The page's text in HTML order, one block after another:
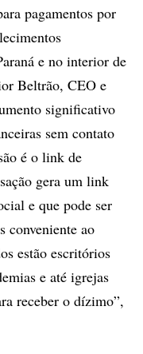
pagamentos por
e no interior de
Beltrão, CEO e
significativo
sem contato
é o link de
gera um link
e que pode ser
conveniente ao
estão escritórios
e até igrejas
receber o dízimo”,